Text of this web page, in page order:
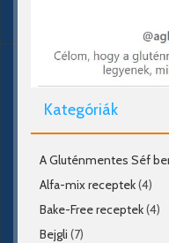
Kategóriák
A Gluténmentes Séf
Alfa-mix receptek(4)
Bake-Free receptek(4)
Bejgli (7)